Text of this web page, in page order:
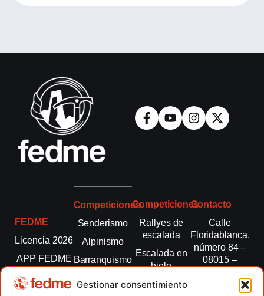
Gestionar consentimiento
FEDME
Licencia 2026
APP FEDME
Transparencia
Competiciones
Senderismo
Alpinismo
Barranquismo
montaña
Competiciones
Rallyes de
escalada
Escalada en
hielo
Esquí de
Contacto
Calle
Floridablanca,
número 84 –
08015 –
fedme@fedme.es